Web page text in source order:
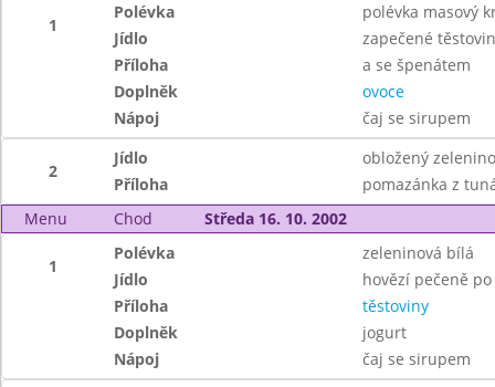
1
Polévka
polévka masový
Jídlo
zapečené
Příloha
a se špenátem
Doplněk
ovoce
Nápoj
čaj se sirupem
2
Jídlo
obložený
Příloha
pomazánka z
Menu
Chod Středa 16. 10. 2002
1
Polévka
zeleninová bílá
Jídlo
hovězí pečeně
Příloha
těstoviny
Doplněk
jogurt
Nápoj
čaj se sirupem